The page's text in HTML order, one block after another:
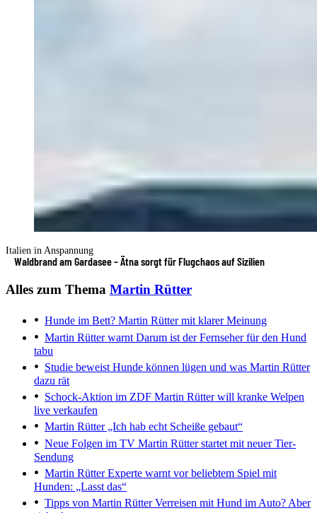
Italien in Anspannung
Waldbrand am Gardasee – Ätna sorgt für Flugchaos auf Sizilien
Alles zum Thema Martin Rütter
Hunde im Bett? Martin Rütter mit klarer Meinung
Martin Rütter warnt Darum ist der Fernseher für den Hund
tabu
Studie beweist Hunde können lügen und was Martin Rütter
dazu rät
Schock-Aktion im ZDF Martin Rütter will kranke Welpen
live verkaufen
Martin Rütter„Ich hab echt Scheiße gebaut“
Neue Folgen im TV Martin Rütter startet mit neuer Tier-
Sendung
Martin RütterExperte warnt vor beliebtem Spiel mit
Hunden: „Lasst das“
Tipps von Martin RütterVerreisen mit Hund im Auto? Aber